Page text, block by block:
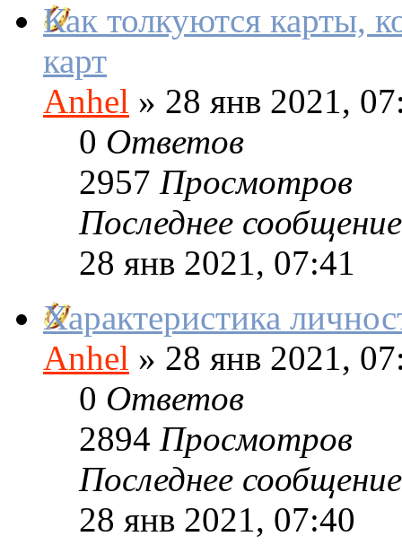
Как толкуются карты,
карт
Anhel » 28 янв 2021,
0 Ответов
2957 Просмотров
Последнее сообщение
28 янв 2021, 07:41
Характеристика
Anhel » 28 янв 2021,
0 Ответов
2894 Просмотров
Последнее сообщение
28 янв 2021, 07:40